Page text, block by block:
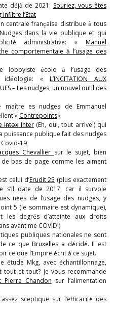
déjà de 2021: Souriez, vous êtes
l’Etat
centrale française distribue à tous
dans la vie publique et qui
administrative: « Manuel
comportementale à l’usage des
lobbyiste écolo à l’usage des
idéologie: «L’INCITATION AUX
– Les nudges, un nouvel outil des
maître es nudges de Emmanuel
« Contrepoints«
IntoxInter(Eh, oui, tout arrive!) qui
puissance publique fait des nudges
19
Chevallier sur le sujet, bien
bas de page comme les aiment
celui d’Erudit 25 (plus exactement
s’il date de 2017, car il survole
nées de l’usage des nudges, y
5 (le sommaire est dynamique),
les degrés d’atteinte aux droits
avant me COVID!)
publiques nationales ne sont
ce queBruxelles a décidé. Il est
ce que l’Empire écrit à ce sujet.
étude Mkg, avec échantillonnage,
et tout? Je vous recommande
Chandon sur l’alimentation
assez sceptique sur l’efficacité des